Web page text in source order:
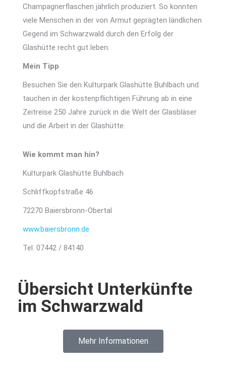
Champagnerflaschen jährlich produziert. So konnten
viele Menschen in der von Armut geprägten ländlichen
Gegend im Schwarzwald durch den Erfolg der
Glashütte recht gut leben.
Mein Tipp
Besuchen Sie den Kulturpark Glashütte Buhlbach und
tauchen in der kostenpflichtigen Führung ab in eine
Zeitreise 250 Jahre zurück in die Welt der Glasbläser
und die Arbeit in der Glashütte.
Wie kommt man hin?
Kulturpark Glashütte Buhlbach
Schliffkopfstraße 46
72270 Baiersbronn-Obertal
www.baiersbronn.de
Tel. 07442 / 84140
Übersicht Unterkünfte
im Schwarzwald
Mehr Informationen